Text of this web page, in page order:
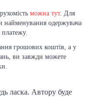
можна тут. Для
найменування одержувача
грошових коштів, а у
ви завжди можете
ласка. Автору буде